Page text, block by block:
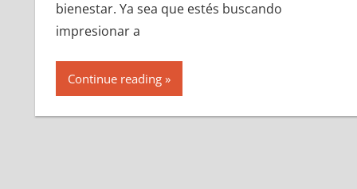
bienestar. Ya sea que estés buscando
impresionar a
Continue reading